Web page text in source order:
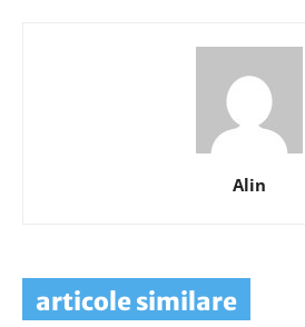
Alin
articole similare